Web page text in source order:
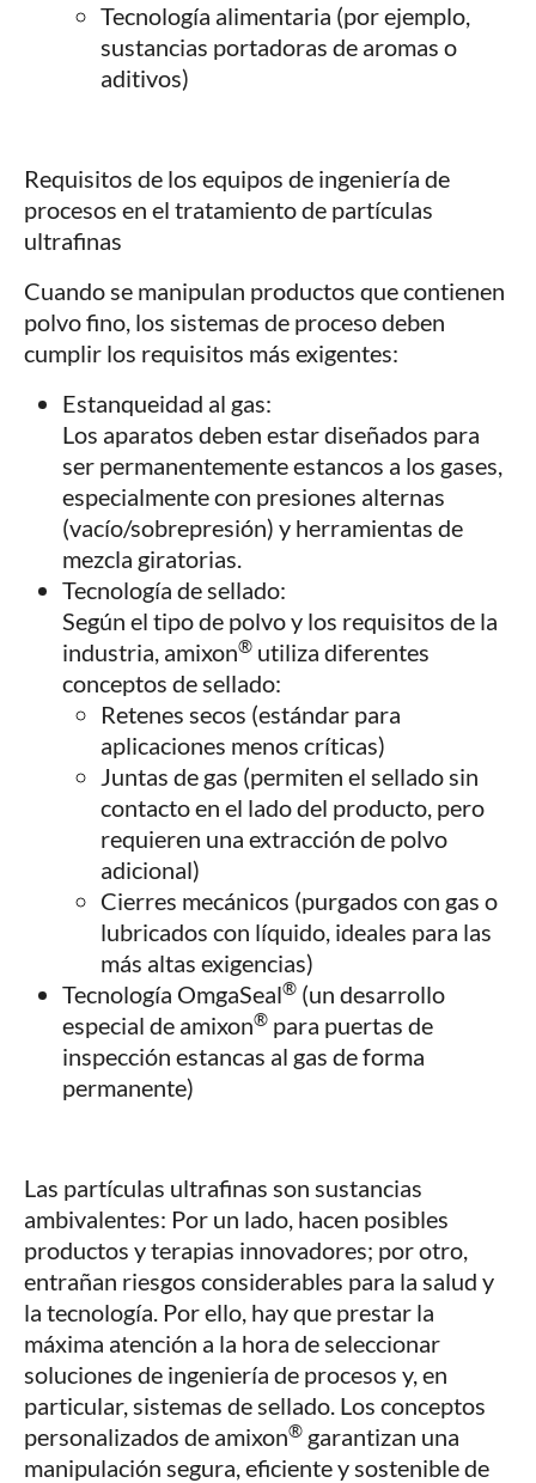
Tecnología alimentaria (por ejemplo,
sustancias portadoras de aromas o
aditivos)
Requisitos de los equipos de ingeniería de
procesos en el tratamiento de partículas
ultrafinas
Cuando se manipulan productos que contienen
polvo fino, los sistemas de proceso deben
cumplir los requisitos más exigentes:
Estanqueidad al gas:
Los aparatos deben estar diseñados para
ser permanentemente estancos a los gases,
especialmente con presiones alternas
(vacío/sobrepresión) y herramientas de
mezcla giratorias.
Tecnología de sellado:
Según el tipo de polvo y los requisitos de la
industria, amixon® utiliza diferentes
conceptos de sellado:
Retenes secos (estándar para
aplicaciones menos críticas)
Juntas de gas (permiten el sellado sin
contacto en el lado del producto, pero
requieren una extracción de polvo
adicional)
Cierres mecánicos (purgados con gas o
lubricados con líquido, ideales para las
más altas exigencias)
Tecnología OmgaSeal® (un desarrollo
especial de amixon® para puertas de
inspección estancas al gas de forma
permanente)
Las partículas ultrafinas son sustancias
ambivalentes: Por un lado, hacen posibles
productos y terapias innovadores; por otro,
entrañan riesgos considerables para la salud y
la tecnología. Por ello, hay que prestar la
máxima atención a la hora de seleccionar
soluciones de ingeniería de procesos y, en
particular, sistemas de sellado. Los conceptos
personalizados de amixon® garantizan una
manipulación segura, eficiente y sostenible de